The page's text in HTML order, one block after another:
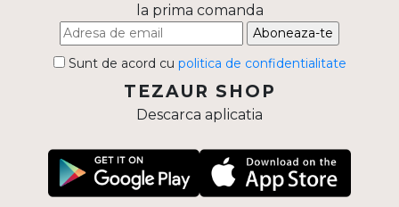
la prima comanda
Aboneaza-te
Sunt de acord cu politica de confidentialitate
TEZAUR SHOP
Descarca aplicatia